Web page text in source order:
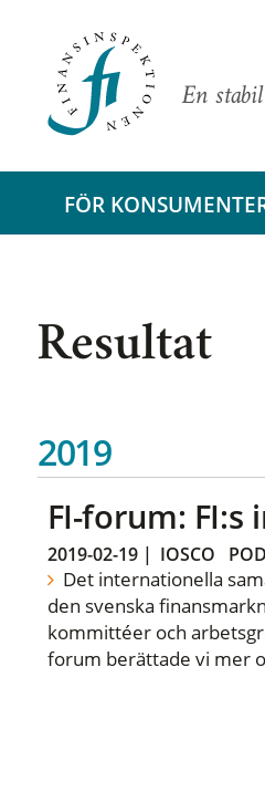
En
FÖR
Resultat
2019
FI-forum:
2019-02-19| IOSCO
Det internationella
den svenska
kommittéer och
forum berättade vi mer